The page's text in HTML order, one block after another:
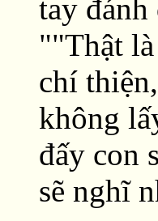
tay đánh
""Thật
chí
không
đấy con
sẽ nghĩ